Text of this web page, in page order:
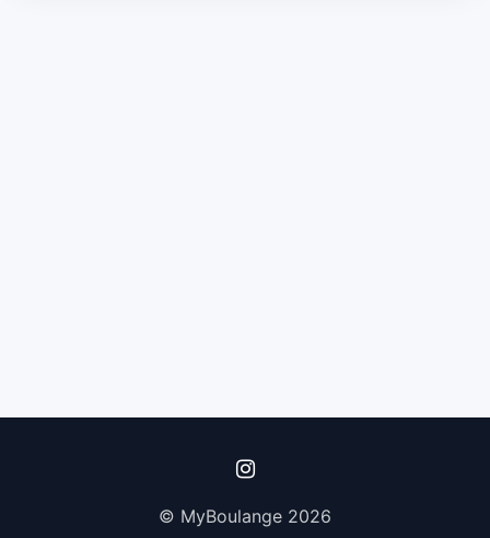
© MyBoulange 2026